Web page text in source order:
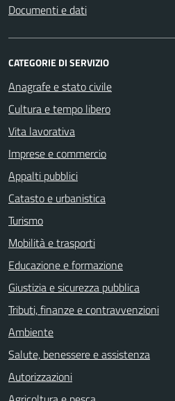
Documenti e dati
CATEGORIE DI SERVIZIO
Anagrafe e stato civile
Cultura e tempo libero
Vita lavorativa
Imprese e commercio
Appalti pubblici
Catasto e urbanistica
Turismo
Mobilità e trasporti
Educazione e formazione
Giustizia e sicurezza pubblica
Tributi, finanze e contravvenzioni
Ambiente
Salute, benessere e assistenza
Autorizzazioni